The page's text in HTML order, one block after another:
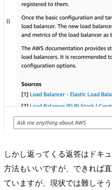
しかし返ってくる返答はドキ
方法もいいですが、できれば
ていますが、現状では難しそう